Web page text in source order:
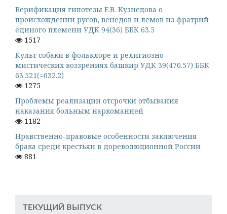
Верификация гипотезы Е.В. Кузнецова о
происхождении русов, венедов и лемов из фратрий
единого племени УДК 94(36) ББК 63.5
1517
Культ собаки в фольклоре и религиозно-
мистических воззрениях башкир УДК 39(470.57) ББК
63.521(=632.2)
1275
Проблемы реализации отсрочки отбывания
наказания больным наркоманией
1182
Нравственно-правовые особенности заключения
брака среди крестьян в дореволюционной России
881
ТЕКУЩИЙ ВЫПУСК